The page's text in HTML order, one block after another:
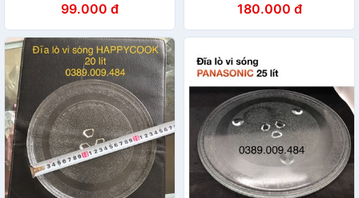
99.000 đ 180.000 đ